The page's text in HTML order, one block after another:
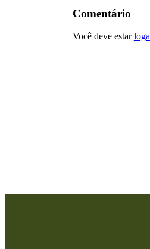
Comentário
Você deve estar